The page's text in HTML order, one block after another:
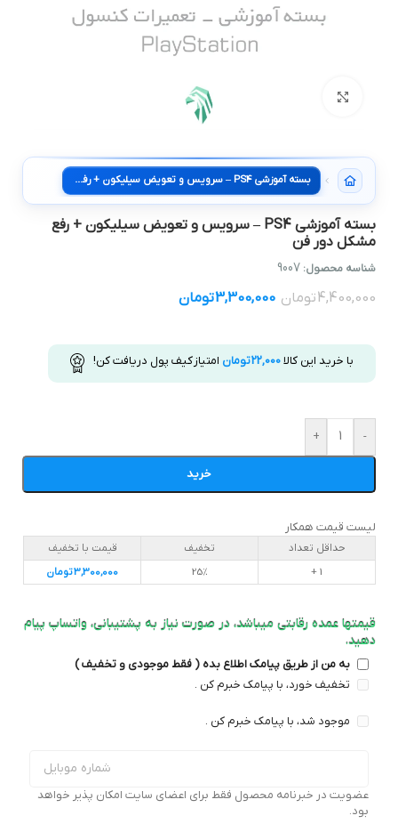
بسته آموزشی PS4 – سرويس و تعويض سيليکون + رفع مشکل دور فن
بسته آموزشی PS4 – سرويس و تعويض سيليکون + رفع
مشکل دور فن
شناسه محصول: 9007
4,400,000تومان 3,300,000تومان
با خرید این کالا22,000تومان امتیاز کیف پول دریافت کن!
-
+
خرید
لیست قیمت همکار
حداقل تعداد تخفیف
قیمت با تخفیف
1 +
25%
3,300,000تومان
قیمتها عمده رقابتی میباشد، در صورت نیاز به پشتیبانی، واتساپ پیام
دهید.
به من از طریق پیامک اطلاع بده ( فقط موجودی و تخفیف )
تخفیف خورد، با پیامک خبرم کن .
موجود شد، با پیامک خبرم کن .
عضویت در خبرنامه محصول فقط برای اعضای سایت امکان پذیر خواهد
بود.